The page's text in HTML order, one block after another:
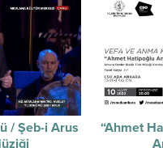
/ Şeb-i Arus
“Ahmet